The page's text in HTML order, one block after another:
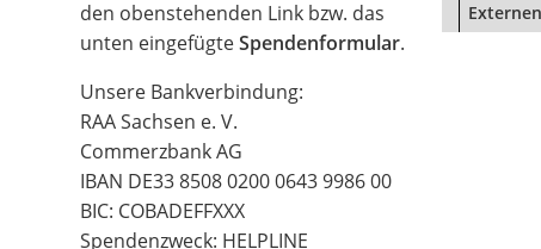
den obenstehenden Link bzw. das
unten eingefügteSpendenformular.
Unsere Bankverbindung:
RAA Sachsen e. V.
Commerzbank AG
IBAN DE33 8508 0200 0643 9986 00
BIC: COBADEFFXXX
Spendenzweck: HELPLINE